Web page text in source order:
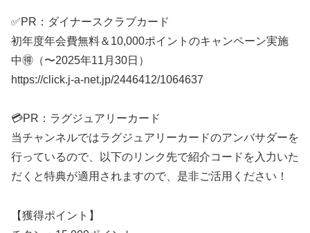
✅PR：ダイナースクラブカード
初年度年会費無料＆10,000ポイントのキャンペーン実施
中🉐（〜2025年11月30日）
https://click.j-a-net.jp/2446412/1064637
💳PR：ラグジュアリーカード
当チャンネルではラグジュアリーカードのアンバサダーを
行っているので、以下のリンク先で紹介コードを入力いた
だくと特典が適用されますので、是非ご活用ください！
【獲得ポイント】